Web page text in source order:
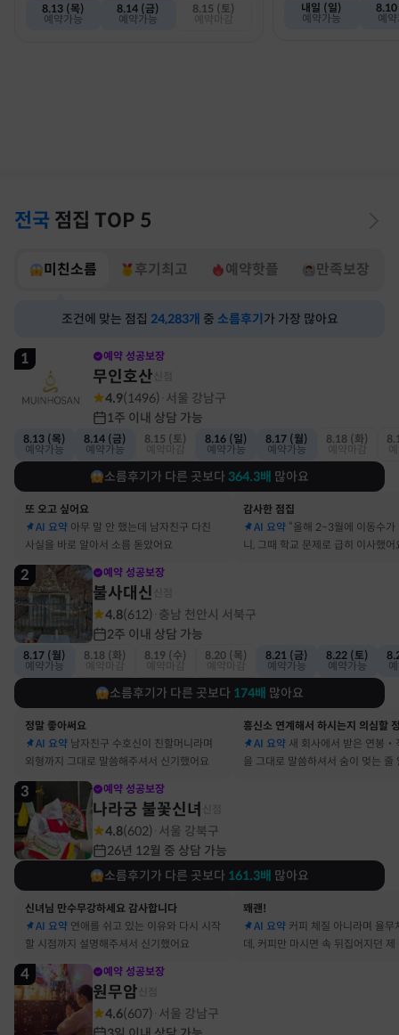
8.13 (목)
예약가능
8.14 (금)
예약가능
8.15 (토)
내일 (일)
예약가능
예
전국 점집 TOP 5
미친소름 후기최고 예약핫플 만족보장
조건에 맞는 점집 24,283개 중 소름후기 가 가장 많아요
1 예약 성공보장
무인호산
4.9(1496) 서울 강남구
1주 이내 상담 가능
8.13 (목)
예약가능
8.14 (금)
예약가능
8.15 (토)
8.16 (일)
예약가능
8.17 (월)
예약가능
8.18 (화)
소름후기가 다른 곳보다 364.3배 많아요
또 오고 싶어요
AI 요약 아무 말 안 했는데 남자친구 다친
사실을 바로 알아서 소름 돋았어요
감사한 점집
AI 요약 “올해 2~3월에 이동수가
니, 그때 학교 문제로 급히 이사했어
2 예약 성공보장
불사대신
4.8(612) 충남 천안시 서북구
2주 이내 상담 가능
8.17 (월)
예약가능
8.18 (화)
8.19 (수)
8.20 (목)
8.21 (금)
예약가능
8.22 (토)
예약가능
소름후기가 다른 곳보다 174배 많아요
정말 좋아써요
AI 요약 남자친구 수호신이 친할머니라며
외형까지 그대로 말씀해주셔서 신기했어요
AI 요약 새 회사에서 받은 연봉‧
을 그대로 말씀하셔서 숨이 멎는 줄
3 예약 성공보장
나라궁 불꽃신녀
4.8(602) 서울 강북구
26년 12월 중 상담 가능
소름후기가 다른 곳보다 161.3배 많아요
신녀님 만수무강하세요 감사합니다
AI 요약 연애를 쉬고 있는 이유와 다시 시작
할 시점까지 설명해주셔서 신기했어요
꽤괜!
AI 요약 커피 체질 아니라며 율무
데, 커피만 마시면 속 뒤집어지던 제
4 예약 성공보장
원무암
4.6(607) 서울 강남구